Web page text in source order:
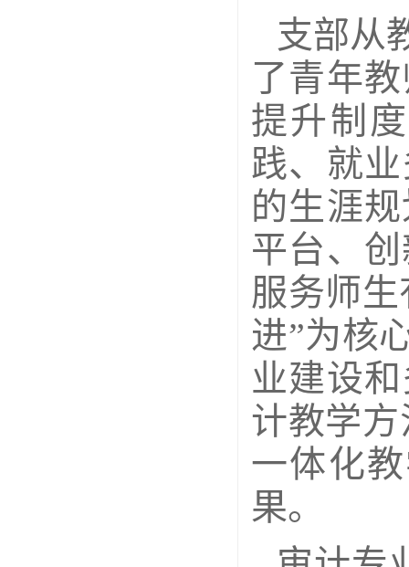
支部从
了青年
提升制
践、就
的生涯
平台、
服务师
进”为核
业建设
计教学
一体化
果。